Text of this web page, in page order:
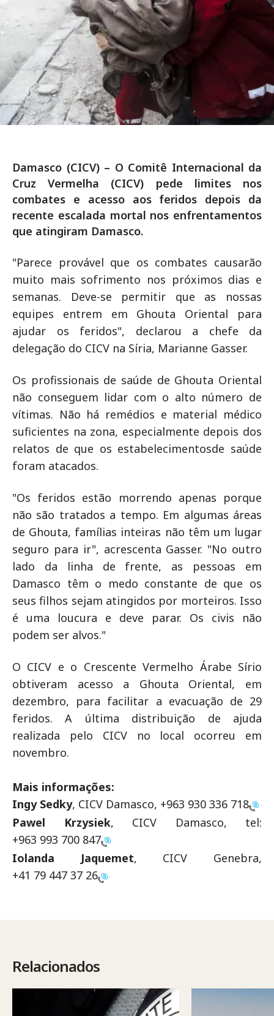
Damasco (CICV) – O Comitê Internacional da
Cruz Vermelha (CICV) pede limites nos
combates e acesso aos feridos depois da
recente escalada mortal nos enfrentamentos
que atingiram Damasco.
"Parece provável que os combates causarão
muito mais sofrimento nos próximos dias e
semanas. Deve-se permitir que as nossas
equipes entrem em Ghouta Oriental para
ajudar os feridos", declarou a chefe da
delegação do CICV na Síria, Marianne Gasser.
Os profissionais de saúde de Ghouta Oriental
não conseguem lidar com o alto número de
vítimas. Não há remédios e material médico
suficientes na zona, especialmente depois dos
relatos de que os estabelecimentosde saúde
foram atacados.
"Os feridos estão morrendo apenas porque
não são tratados a tempo. Em algumas áreas
de Ghouta, famílias inteiras não têm um lugar
seguro para ir", acrescenta Gasser. "No outro
lado da linha de frente, as pessoas em
Damasco têm o medo constante de que os
seus filhos sejam atingidos por morteiros. Isso
é uma loucura e deve parar. Os civis não
podem ser alvos."
O CICV e o Crescente Vermelho Árabe Sírio
obtiveram acesso a Ghouta Oriental, em
dezembro, para facilitar a evacuação de 29
feridos. A última distribuição de ajuda
realizada pelo CICV no local ocorreu em
novembro.
Mais informações:
Ingy Sedky, CICV Damasco, +963 930 336 718
Pawel Krzysiek, CICV Damasco, tel:
+963 993 700 847
Iolanda Jaquemet, CICV Genebra,
+41 79 447 37 26
Relacionados